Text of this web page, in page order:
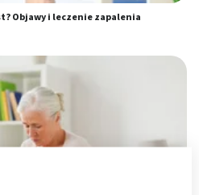
Objawy i leczenie zapalenia